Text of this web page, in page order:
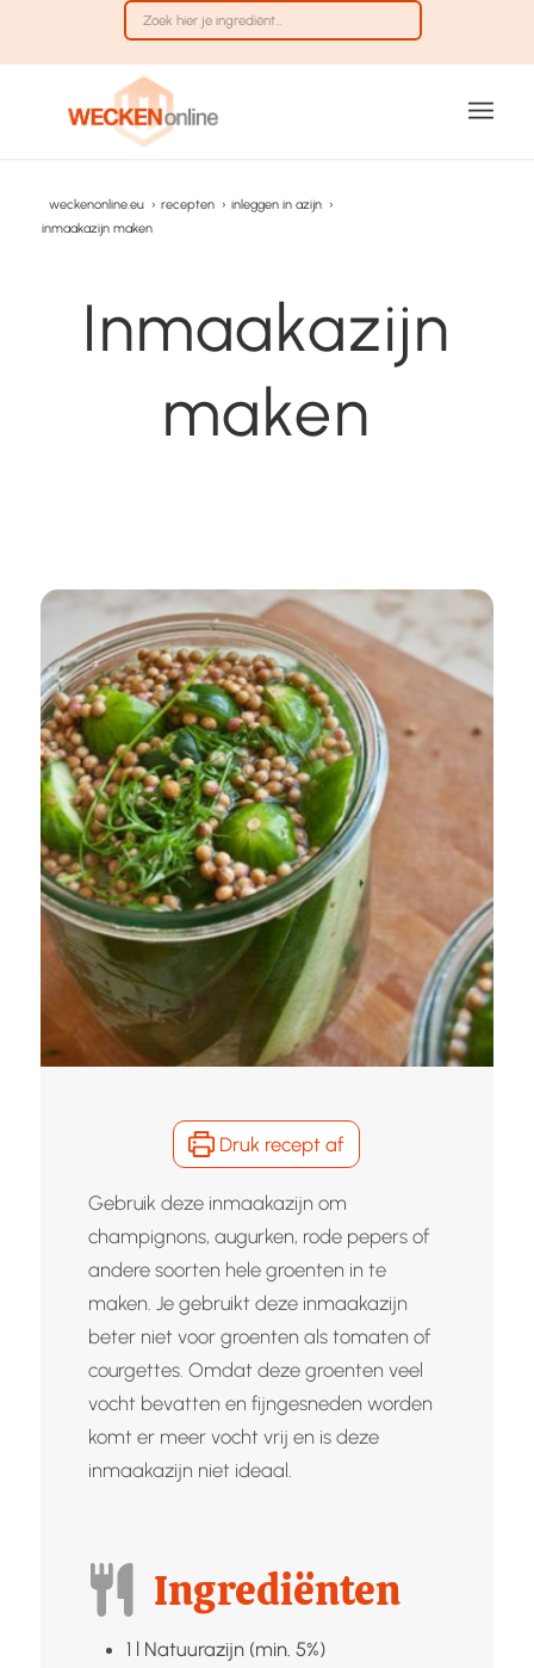
weckenonline.eu › recepten › inleggen in azijn ›
inmaakazijn maken
Inmaakazijn
maken
Druk recept af
Gebruik deze inmaakazijn om
champignons, augurken, rode pepers of
andere soorten hele groenten in te
maken. Je gebruikt deze inmaakazijn
beter niet voor groenten als tomaten of
courgettes. Omdat deze groenten veel
vocht bevatten en fijngesneden worden
komt er meer vocht vrij en is deze
inmaakazijn niet ideaal.
Ingrediënten
1 l Natuurazijn (min. 5%)